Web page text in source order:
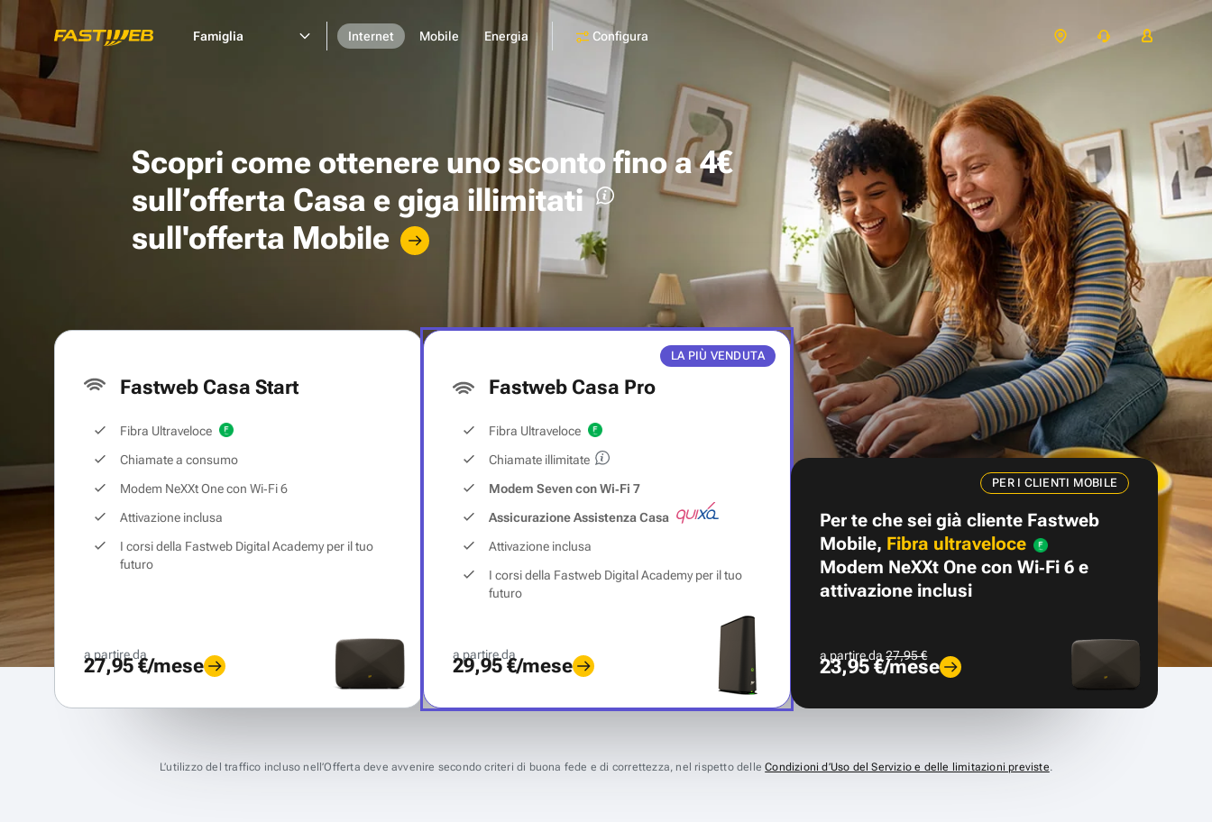
Famiglia Internet Mobile Energia Configura
Scopri come ottenere unosconto fino a 4€
sull’offerta Casa e giga illimitati
sull'offerta Mobile
Fastweb Casa Start
Fibra Ultraveloce
Chiamate a consumo
Modem NeXXt One con Wi‑Fi 6
Attivazione inclusa
I corsi della Fastweb Digital Academy per il tuo
futuro
a partire da
27,95 €/mese
LA PIÙ VENDUTA
Fastweb Casa Pro
Fibra Ultraveloce
Chiamate illimitate
Modem Seven con Wi‑Fi 7
Assicurazione Assistenza Casa
Attivazione inclusa
I corsi della Fastweb Digital Academy per il tuo
futuro
a partire da
29,95 €/mese
PER I CLIENTI MOBILE
Per te che sei già cliente Fastweb
Mobile, Fibra ultraveloce
Modem NeXXt One con Wi‑Fi 6 e
attivazione inclusi
a partire da27,95 €
23,95 €/mese
L’utilizzo del traffico incluso nell’Offerta deve avvenire secondo criteri di buona fede e di correttezza, nel rispetto delleCondizioni d’Uso del Servizio e delle limitazioni previste.